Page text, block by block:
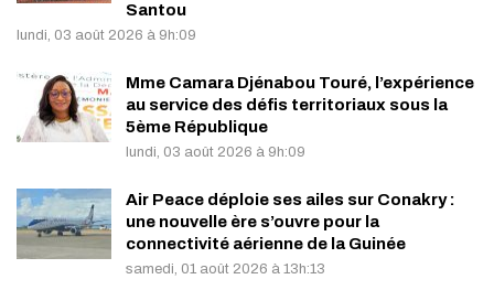
Santou
lundi, 03 août 2026 à 9h:09
Mme Camara Djénabou Touré, l’expérience
au service des défis territoriaux sous la
5ème République
lundi, 03 août 2026 à 9h:09
Air Peace déploie ses ailes sur Conakry :
une nouvelle ère s’ouvre pour la
connectivité aérienne de la Guinée
samedi, 01 août 2026 à 13h:13